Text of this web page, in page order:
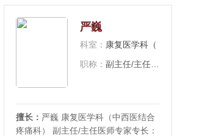
湿疹、荨麻疹、白癜风、血管炎,尖锐
湿疣、非淋菌性尿道炎及疑难性皮肤
病，不孕不育、慢性前列腺炎、性功
能障碍等男科疾病
严巍
科室： 康复医学科（中西医结合疼痛科）
职称： 副主任/主任医师
擅长： 严巍 康复医学科（中西医结合
疼痛科） 副主任/主任医师专家专长：